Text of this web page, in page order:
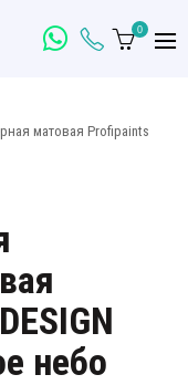
0
матовая Profipaints
небо